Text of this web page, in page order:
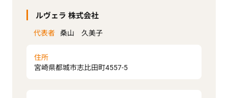
ルヴェラ 株式会社
代表者 桑山 久美子
住所
宮崎県都城市志比田町4557-5